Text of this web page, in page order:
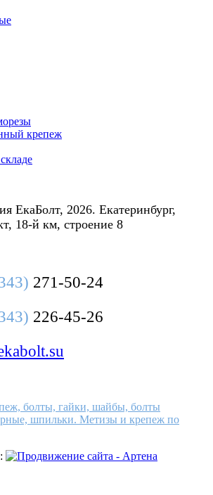
крепеж
ЕкаБолт, 2026. Екатеринбург,
18-й км, строение 8
271-50-24
226-45-26
болты, гайки, шайбы, болты
шпильки. Метизы и крепеж по